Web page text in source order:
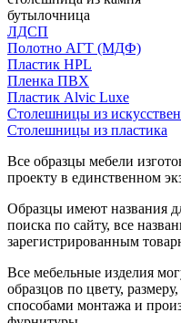
бутылочница
ЛДСП
Полотно АГТ (МДФ)
Пластик HPL
Пленка ПВХ
Пластик Alvic Luxe
Столешницы из
Столешницы из пластика
Все образцы мебели
проекту в единственном
Образцы имеют названия
поиска по сайту, все
зарегистрированным
Все мебельные изделия
образцов по цвету,
способами монтажа и